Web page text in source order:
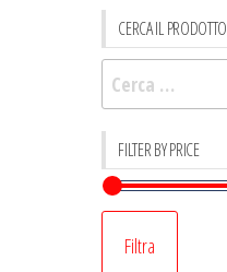
CERCA IL PRODOTTO
Ricerca
per:
FILTER BY PRICE
Filtra